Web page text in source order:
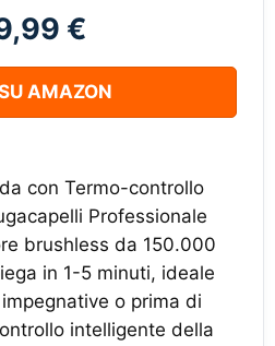
€
AMAZON
con Termo-controllo
Professionale
brushless da 150.000
in 1-5 minuti, ideale
o prima di
intelligente della